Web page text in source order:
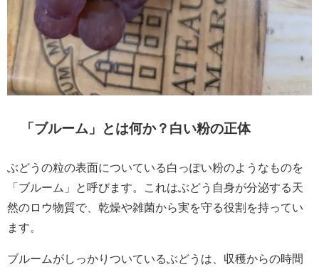
「ブルーム」とは何か？白い粉の正体
ぶどうの粒の表面についている白っぽい粉のようなものを
「ブルーム」と呼びます。これはぶどう自身が分泌する天
然のロウ物質で、乾燥や雑菌から実を守る役割を持ってい
ます。
ブルームがしっかりついているぶどうは、収穫からの時間